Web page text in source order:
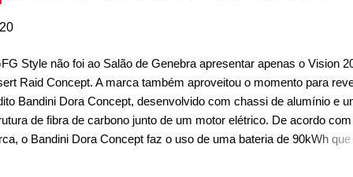
Style não foi ao Salão de Genebra apresentar apenas o Vision
Raid Concept. A marca também aproveitou o momento para
Bandini Dora Concept, desenvolvido com chassi de alumínio e
de fibra de carbono junto de um motor elétrico. De acordo
o Bandini Dora Concept faz o uso de uma bateria de 90kWh que